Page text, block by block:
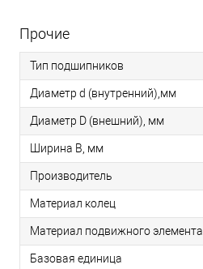
Прочие
Тип подшипников
Диаметр d (внутренний),мм
Диаметр D (внешний), мм
Ширина B, мм
Производитель
Материал колец
Материал подвижного элемента
Базовая единица